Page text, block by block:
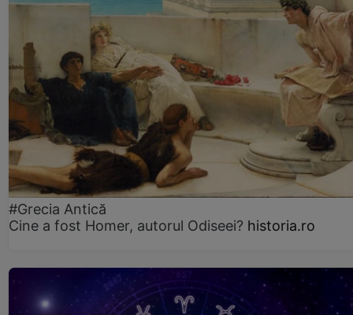
#Grecia Antică
Cine a fost Homer, autorul Odiseei? historia.ro